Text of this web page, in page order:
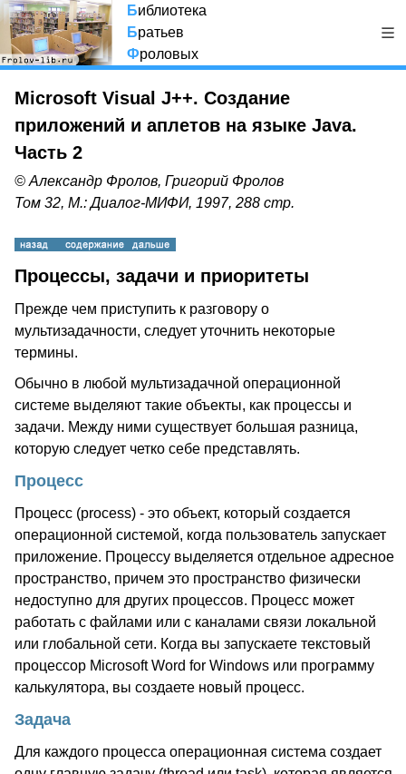
Библиотека
Братьев
Фроловых
Microsoft Visual J++. Создание
приложений и аплетов на языке Java.
Часть 2
© Александр Фролов, Григорий Фролов
Том 32, М.: Диалог-МИФИ, 1997, 288 стр.
Процессы, задачи и приоритеты
Прежде чем приступить к разговору о
мультизадачности, следует уточнить некоторые
термины.
Обычно в любой мультизадачной операционной
системе выделяют такие объекты, как процессы и
задачи. Между ними существует большая разница,
которую следует четко себе представлять.
Процесс
Процесс (process) - это объект, который создается
операционной системой, когда пользователь запускает
приложение. Процессу выделяется отдельное адресное
пространство, причем это пространство физически
недоступно для других процессов. Процесс может
работать с файлами или с каналами связи локальной
или глобальной сети. Когда вы запускаете текстовый
процессор Microsoft Word for Windows или программу
калькулятора, вы создаете новый процесс.
Задача
Для каждого процесса операционная система создает